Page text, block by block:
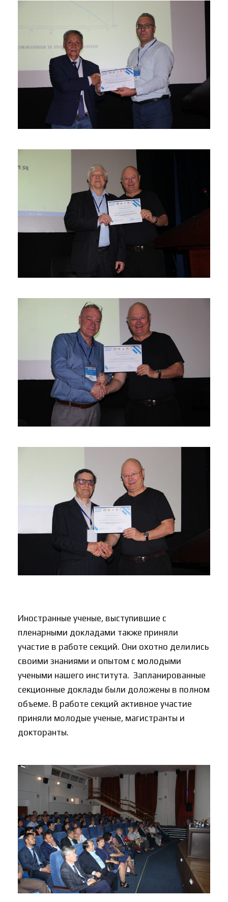
Иностранные ученые, выступившие с
пленарными докладами также приняли
участие в работе секций. Они охотно делились
своими знаниями и опытом с молодыми
учеными нашего института. Запланированные
секционные доклады были доложены в полном
объеме. В работе секций активное участие
приняли молодые ученые, магистранты и
докторанты.